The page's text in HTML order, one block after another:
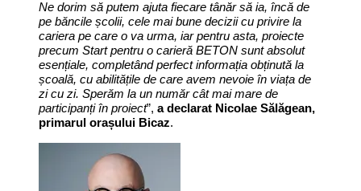
Ne dorim să putem ajuta fiecare tânăr să ia, încă de
pe băncile școlii, cele mai bune decizii cu privire la
cariera pe care o va urma, iar pentru asta, proiecte
precum Start pentru o carieră BETON sunt absolut
esențiale, completând perfect informația obținută la
școală, cu abilitățile de care avem nevoie în viața de
zi cu zi. Sperăm la un număr cât mai mare de
participanți în proiect”, a declarat Nicolae Sălăgean,
primarul orașului Bicaz.